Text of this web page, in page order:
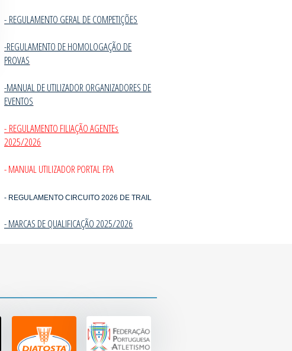
- REGULAMENTO GERAL DE COMPETIÇÕES
-REGULAMENTO DE HOMOLOGAÇÃO DE
PROVAS
-MANUAL DE UTILIZADOR ORGANIZADORES DE
EVENTOS
- REGULAMENTO FILIAÇÃO AGENTEs
2025/2026
- MANUAL UTILIZADOR PORTAL FPA
- REGULAMENTO CIRCUITO 2026 DE TRAIL
- MARCAS DE QUALIFICAÇÃO 2025/2026